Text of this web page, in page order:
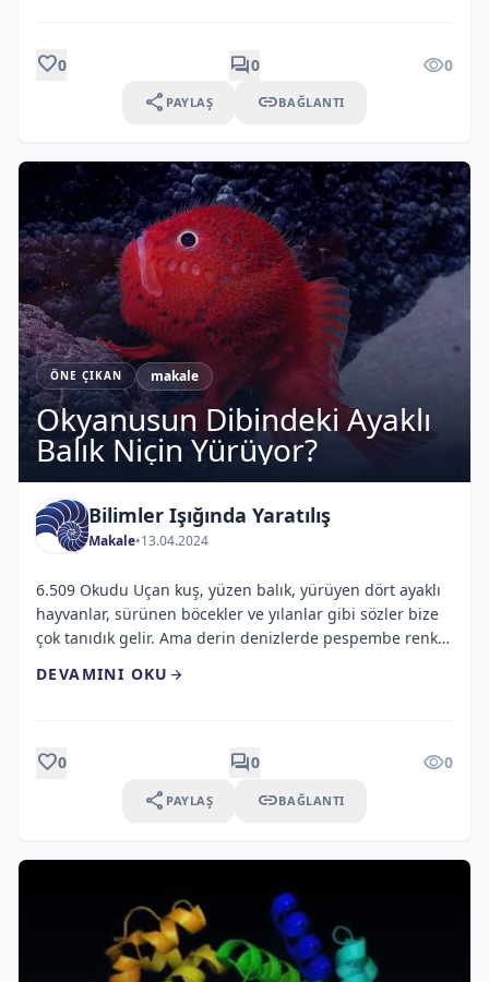
eğitim bilimleri ile dini ilimler alanlarında “Yaratılışa
favorite0 forum0 visibility0
share PAYLAŞ linkBAĞLANTI
ÖNE ÇIKAN makale
Okyanusun Dibindeki Ayaklı
Balık Niçin Yürüyor?
Bilimler Işığında Yaratılış
Makale•13.04.2024
6.509 Okudu Uçan kuş, yüzen balık, yürüyen dört ayaklı
hayvanlar, sürünen böcekler ve yılanlar gibi sözler bize
çok tanıdık gelir. Ama derin denizlerde pespembe renkli
bacalardan, insanlar için zehirli olan gazların içinde
Fakat şimdi okuyacağınız […]
DEVAMINI OKU arrow_forward
favorite0 forum0 visibility0
share PAYLAŞ linkBAĞLANTI